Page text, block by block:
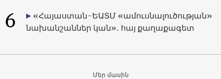
6
«Հայաստան-ԵԱՏՄ «ամուսնալուծության»
նախանշաններ կան»․ հայ քաղաքագետ
Մեր մասին